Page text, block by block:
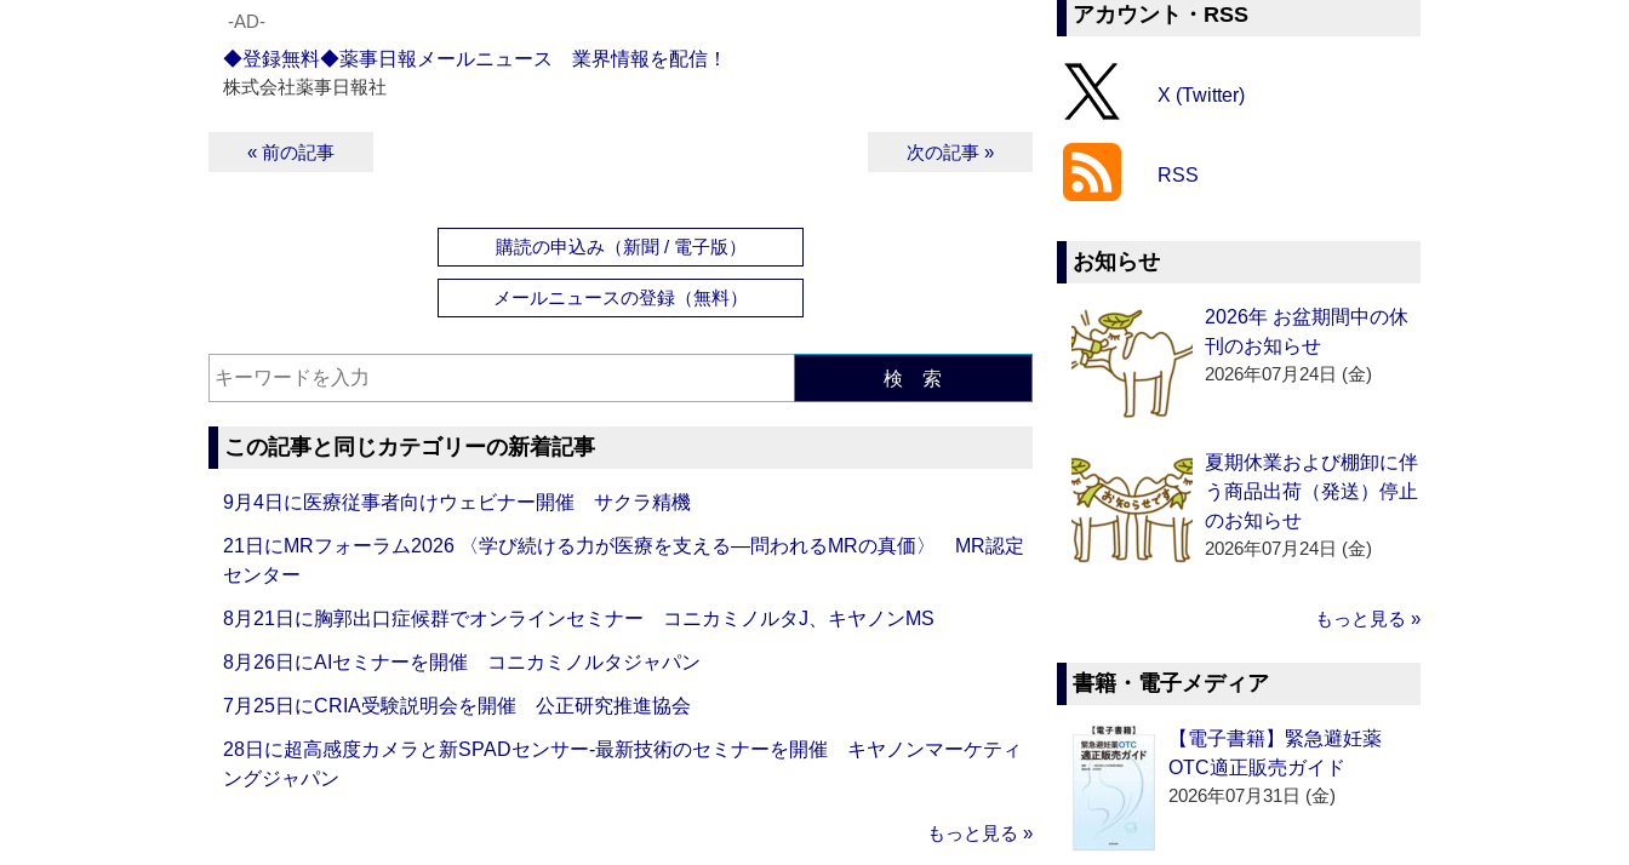
‐AD‐
◆登録無料◆薬事日報メールニュース 業界情報を配信！
株式会社薬事日報社
« 前の記事 次の記事 »
購読の申込み（新聞 / 電子版）
メールニュースの登録（無料）
検 索
この記事と同じカテゴリーの新着記事
9月4日に医療従事者向けウェビナー開催 サクラ精機
21日にMRフォーラム2026 〈学び続ける力が医療を支える―問われるMRの真価〉 MR認定
センター
8月21日に胸郭出口症候群でオンラインセミナー コニカミノルタJ、キヤノンMS
8月26日にAIセミナーを開催 コニカミノルタジャパン
7月25日にCRIA受験説明会を開催 公正研究推進協会
28日に超高感度カメラと新SPADセンサー‐最新技術のセミナーを開催 キヤノンマーケティ
ングジャパン
もっと見る »
アカウント・RSS
X (Twitter)
RSS
お知らせ
2026年 お盆期間中の休
刊のお知らせ
2026年07月24日 (金)
夏期休業および棚卸に伴
う商品出荷（発送）停止
のお知らせ
2026年07月24日 (金)
もっと見る »
書籍・電子メディア
【電子書籍】緊急避妊薬
OTC適正販売ガイド
2026年07月31日 (金)